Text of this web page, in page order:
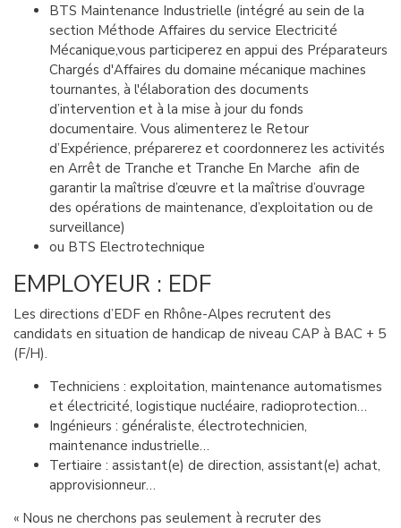
BTS Maintenance Industrielle (intégré au sein de la
section Méthode Affaires du service Electricité
Mécanique,vous participerez en appui des Préparateurs
Chargés d'Affaires du domaine mécanique machines
tournantes, à l'élaboration des documents
d’intervention et à la mise à jour du fonds
documentaire. Vous alimenterez le Retour
d’Expérience, préparerez et coordonnerez les activités
en Arrêt de Tranche et Tranche En Marche afin de
garantir la maîtrise d’œuvre et la maîtrise d’ouvrage
des opérations de maintenance, d’exploitation ou de
surveillance)
ou BTS Electrotechnique
EMPLOYEUR : EDF
Les directions d’EDF en Rhône-Alpes recrutent des
candidats en situation de handicap de niveau CAP à BAC + 5
(F/H).
Techniciens : exploitation, maintenance automatismes
et électricité, logistique nucléaire, radioprotection…
Ingénieurs : généraliste, électrotechnicien,
maintenance industrielle…
Tertiaire : assistant(e) de direction, assistant(e) achat,
approvisionneur…
« Nous ne cherchons pas seulement à recruter des